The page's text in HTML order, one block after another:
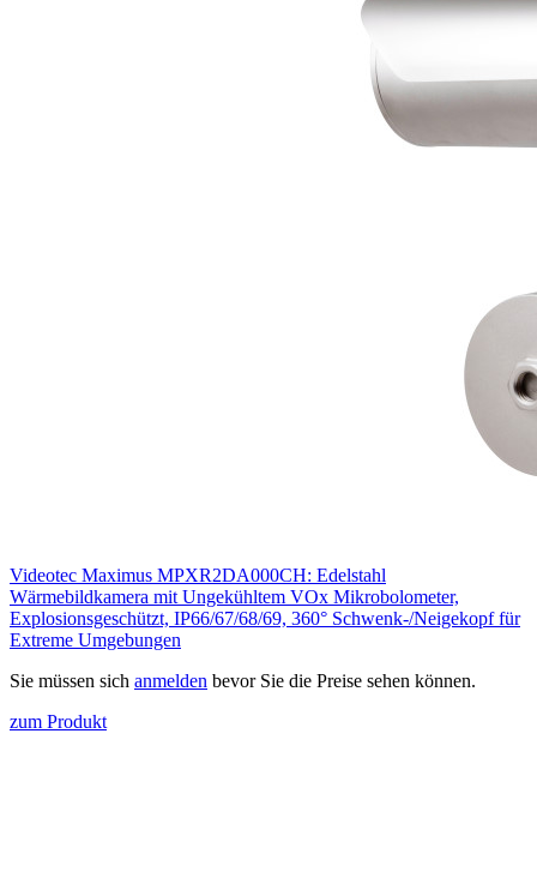
Videotec Maximus MPXR2DA000CH: Edelstahl
Wärmebildkamera mit Ungekühltem VOx Mikrobolometer,
Explosionsgeschützt, IP66/67/68/69, 360° Schwenk-/Neigekopf für
Extreme Umgebungen
Sie müssen sich anmelden bevor Sie die Preise sehen können.
zum Produkt